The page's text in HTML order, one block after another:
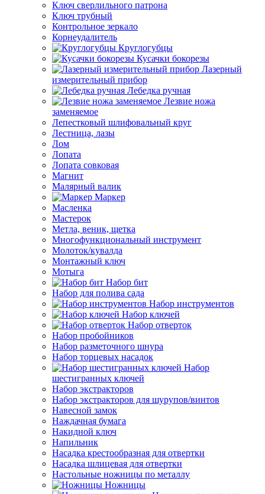
Ключ сверлильного патрона
Ключ трубный
Контрольное зеркало
Корнеудалитель
Круглогубцы
Кусачки бокорезы
Лазерный
измерительный прибор
Лебедка ручная
Лезвие ножа
заменяемое
Лепестковый шлифовальный круг
Лестница, лазы
Лом
Лопата
Лопата совковая
Магнит
Малярный валик
Маркер
Масленка
Мастерок
Метла, веник, щетка
Многофункциональный инструмент
Молоток/кувалда
Монтажный ключ
Мотыга
Набор бит
Набор для полива сада
Набор инструментов
Набор ключей
Набор отверток
Набор пробойников
Набор разметочного шнура
Набор торцевых насадок
Набор
шестигранных ключей
Набор экстракторов
Набор экстракторов для шурупов/винтов
Навесной замок
Наждачная бумага
Накидной ключ
Напильник
Насадка крестообразная для отвертки
Насадка шлицевая для отвертки
Настольные ножницы по металлу
Ножницы